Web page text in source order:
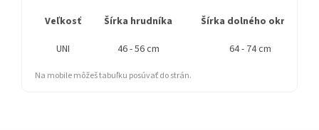
Veľkosť Šírka hrudníka
Šírka dolného okraja
UNI
46 - 56 cm 64 - 74 cm
Na mobile môžeš tabuľku posúvať do strán.